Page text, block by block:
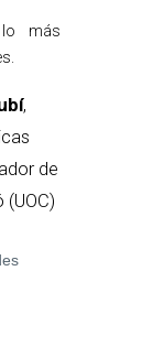
más
,
de